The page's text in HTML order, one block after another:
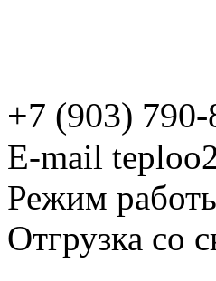
+7 (903) 790-
E-mail
Режим
Отгрузка